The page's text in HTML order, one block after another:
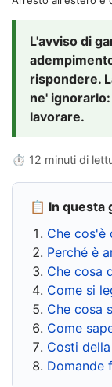
L'avviso di
rispondere.
ne'
lavorare.
⏱ 12 minuti di
📋 In questa
Che cos'è
Perché è
Che cosa
Come si
Che cosa
Come
Costi
Domande